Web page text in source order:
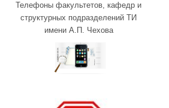
Телефоны факультетов, кафедр и
структурных подразделений ТИ
имени А.П. Чехова